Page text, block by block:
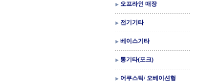
오프라인 매장
전기기타
베이스기타
통기타(포크)
어쿠스틱/ 오베이션형